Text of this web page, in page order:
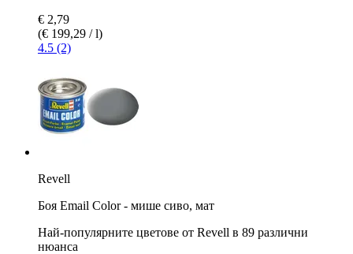
€ 2,79
(€ 199,29 / l)
4.5 (2)
Revell
Боя Email Color - мише сиво, мат
Най-популярните цветове от Revell в 89 различни
нюанса